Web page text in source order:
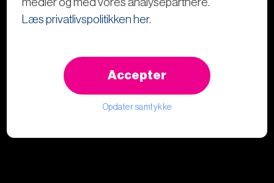
Læs privatlivspolitikken her.
Accepter
Opdater samtykke